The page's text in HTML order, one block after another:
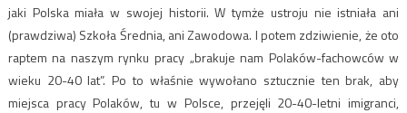
jaki Polska miała w swojej historii. W tymże ustroju nie istniała ani
(prawdziwa) Szkoła Średnia, ani Zawodowa. I potem zdziwienie, że oto
raptem na naszym rynku pracy „brakuje nam Polaków-fachowców w
wieku 20-40 lat”. Po to właśnie wywołano sztucznie ten brak, aby
miejsca pracy Polaków, tu w Polsce, przejęli 20-40-letni imigranci,